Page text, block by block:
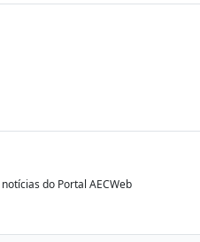
do Portal AECWeb